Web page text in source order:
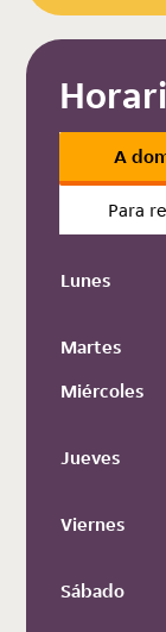
A
Para
Lunes
Martes
Miércoles
Jueves
Viernes
Sábado